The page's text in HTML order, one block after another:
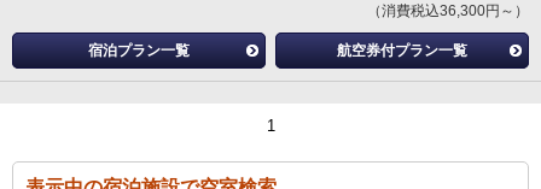
（消費税込36,300円～）
宿泊プラン一覧 航空券付プラン一覧
1